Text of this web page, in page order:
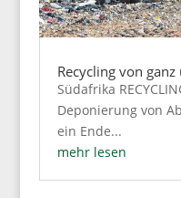
Recycling von ganz
Südafrika
Deponierung von
ein Ende...
mehr lesen